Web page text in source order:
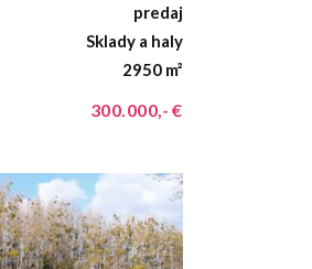
predaj
Sklady a haly
2950 m²
300.000,- €